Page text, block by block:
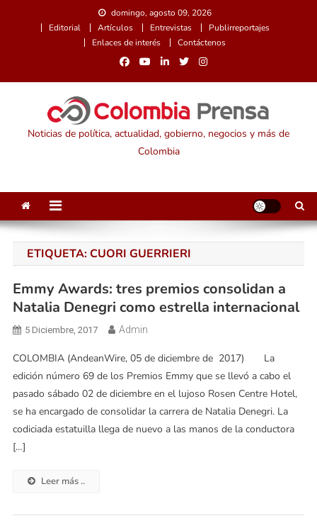
domingo, agosto 09, 2026
Editorial
Artículos Entrevistas
Publirreportajes
Enlaces de interés
Contáctenos
Noticias de política, actualidad, gobierno, negocios y más de
Colombia
ETIQUETA:CUORI GUERRIERI
Emmy Awards: tres premios consolidan a
Natalia Denegri como estrella internacional
5 Diciembre, 2017 Admin
COLOMBIA (AndeanWire, 05 de diciembre de 2017) La
edición número 69 de los Premios Emmy que se llevó a cabo el
pasado sábado 02 de diciembre en el lujoso Rosen Centre Hotel,
se ha encargado de consolidar la carrera de Natalia Denegri. La
codiciada estatuilla llega de nuevo a las manos de la conductora
[…]
Leer más ..